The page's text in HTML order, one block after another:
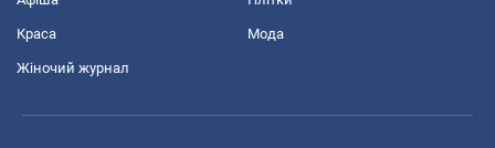
Краса Мода
Жіночий журнал